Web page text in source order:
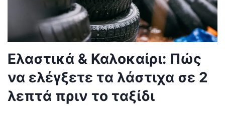
Ελαστικά & Καλοκαίρι: Πώς
να ελέγξετε τα λάστιχα σε 2
λεπτά πριν το ταξίδι